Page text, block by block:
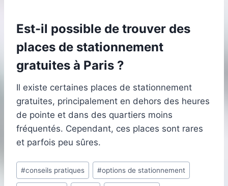
Est-il possible de trouver des
places de stationnement
gratuites à Paris ?
Il existe certaines places de stationnement
gratuites, principalement en dehors des heures
de pointe et dans des quartiers moins
fréquentés. Cependant, ces places sont rares
et parfois peu sûres.
Étiquettes
de
#conseils pratiques #options de stationnement